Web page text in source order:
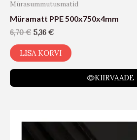
Mürasummutusmatid
Müramatt PPE 500x750x4mm
6,70€ 5,36 €
LISA KORVI
KIIRVAADE